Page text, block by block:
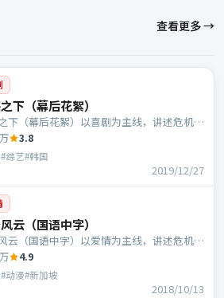
查看更多 →
下（幕后花絮）
下（幕后花絮）以喜剧为主线，讲述危机中
与人物成长；韩国班底，李路执导，奥黛丽
张家辉等主演。
3.8
综艺#韩国
2019/12/27
云（国语中字）
云（国语中字）以爱情为主线，讲述危机中
与人物成长；新加坡班底，宁浩执导，周
政民等主演。
4.9
动漫#新加坡
2018/10/13